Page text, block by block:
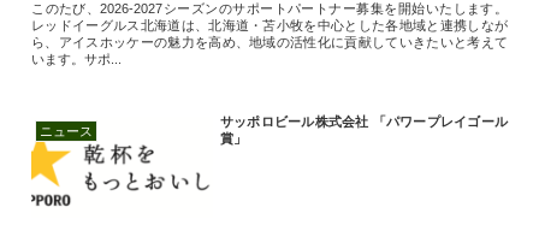
このたび、2026-2027シーズンのサポートパートナー募集を開始いたします。
レッドイーグルス北海道は、北海道・苫小牧を中心とした各地域と連携しなが
ら、アイスホッケーの魅力を高め、地域の活性化に貢献していきたいと考えて
います。サポ...
ニュース
サッポロビール株式会社 「パワープレイゴール
賞」